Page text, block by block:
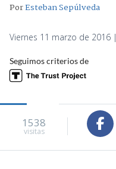
PorEsteban Sepúlveda
Viernes 11 marzo de 2016
Seguimos criterios de
1538
visitas